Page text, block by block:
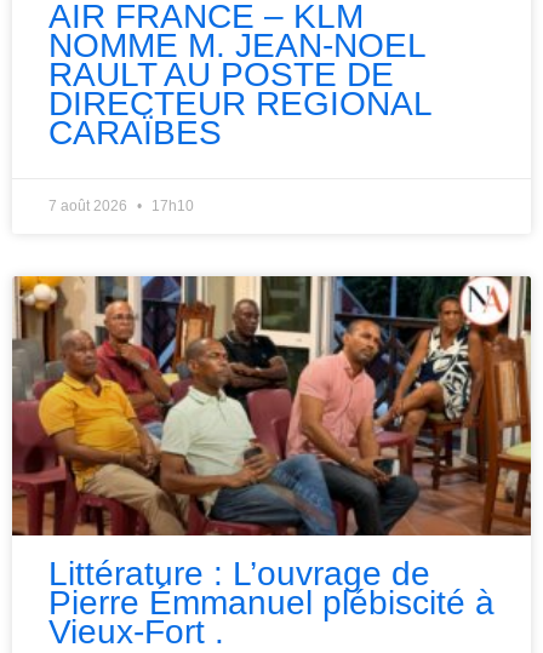
AIR FRANCE – KLM
NOMME M. JEAN-NOEL
RAULT AU POSTE DE
DIRECTEUR REGIONAL
CARAÏBES
7 août 2026 17h10
Littérature : L’ouvrage de
Pierre Émmanuel plébiscité à
Vieux-Fort .